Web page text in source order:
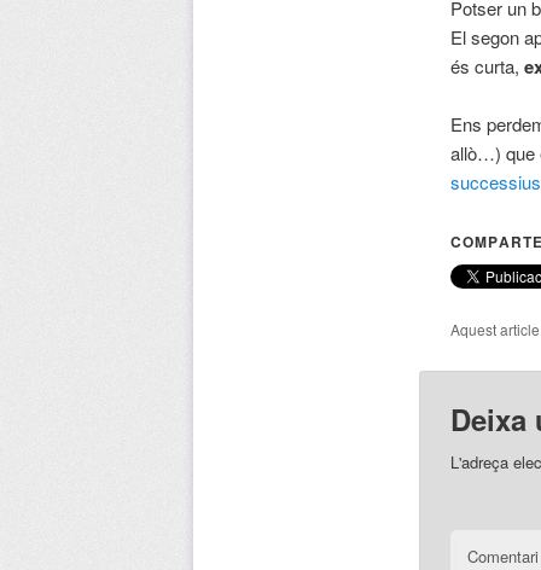
Potser un
El segon
és curta,
Ens
allò…) que
Aquest
Deixa
L'adreça
Comentari